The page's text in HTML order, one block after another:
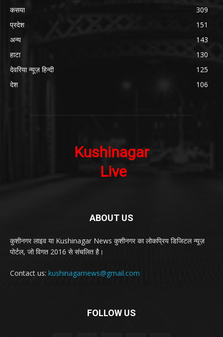
कसया
309
प्रदेश
151
अन्य
143
हाटा
130
देवरिया न्यूज़ हिन्दी
125
देश
106
ABOUT US
कुशीनगर लाइव या Kushinagar News कुशीनगर का लोकप्रिय डिजिटल न्यूज़
पोर्टल, जो विगत 2016 से संचलित है।
Contact us: kushinagarnews@gmail.com
FOLLOW US